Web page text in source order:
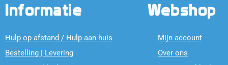
Informatie
Hulp op afstand / Hulp aan huis
Bestelling | Levering
Webshop
Mijn account
Over ons